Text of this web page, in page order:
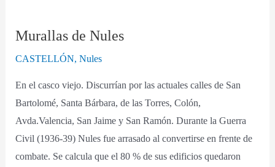
Murallas de Nules
CASTELLÓN,Nules
En el casco viejo. Discurrían por las actuales calles de San
Bartolomé, Santa Bárbara, de las Torres, Colón,
Avda.Valencia, San Jaime y San Ramón. Durante la Guerra
Civil (1936-39) Nules fue arrasado al convertirse en frente de
combate. Se calcula que el 80 % de sus edificios quedaron
Murallas